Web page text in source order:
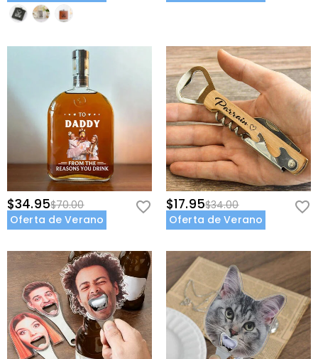
$34.95$70.00
Oferta de Verano
$17.95$34.00
Oferta de Verano